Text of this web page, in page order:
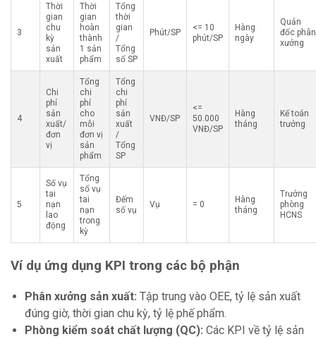
3
Thời
gian
chu
kỳ
sản
xuất
Thời
gian
hoàn
thành
1 sản
phẩm
Tổng
thời
gian
/
Tổng
số SP
Phút/SP
<= 10
phút/SP
Hàng
ngày
Quản
đốc phân
xưởng
4
Chi
phí
sản
xuất/
đơn
vị
Tổng
chi
phí
cho
mỗi
đơn vị
sản
phẩm
Tổng
chi
phí
sản
xuất
/
Tổng
SP
VNĐ/SP
<=
50.000
VNĐ/SP
Hàng
tháng
Kế toán
trưởng
5
Số vụ
tai
nạn
lao
động
Tổng
số vụ
tai
nạn
trong
kỳ
Đếm
số vụ
Vụ = 0
Hàng
tháng
Trưởng
phòng
HCNS
Ví dụ ứng dụng KPI trong các bộ phận
Phân xưởng sản xuất: Tập trung vào OEE, tỷ lệ sản xuất
đúng giờ, thời gian chu kỳ, tỷ lệ phế phẩm.
Phòng kiểm soát chất lượng (QC): Các KPI về tỷ lệ sản